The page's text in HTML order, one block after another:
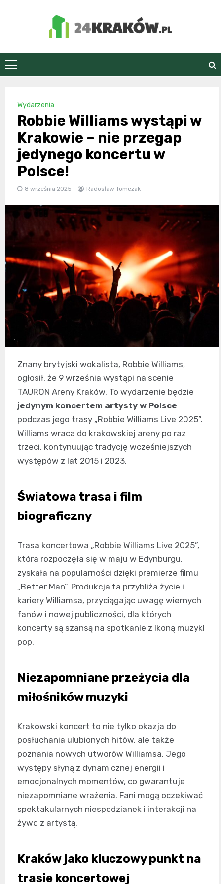
24Kraków.pl
Wydarzenia
Robbie Williams wystąpi w
Krakowie – nie przegap
jedynego koncertu w
Polsce!
8 września 2025 Radosław Tomczak
Znany brytyjski wokalista, Robbie Williams,
ogłosił, że 9 września wystąpi na scenie
TAURON Areny Kraków. To wydarzenie będzie
jedynym koncertem artysty w Polsce
podczas jego trasy „Robbie Williams Live 2025”.
Williams wraca do krakowskiej areny po raz
trzeci, kontynuując tradycję wcześniejszych
występów z lat 2015 i 2023.
Światowa trasa i film
biograficzny
Trasa koncertowa „Robbie Williams Live 2025”,
która rozpoczęła się w maju w Edynburgu,
zyskała na popularności dzięki premierze filmu
„Better Man”. Produkcja ta przybliża życie i
kariery Williamsa, przyciągając uwagę wiernych
fanów i nowej publiczności, dla których
koncerty są szansą na spotkanie z ikoną muzyki
pop.
Niezapomniane przeżycia dla
miłośników muzyki
Krakowski koncert to nie tylko okazja do
posłuchania ulubionych hitów, ale także
poznania nowych utworów Williamsa. Jego
występy słyną z dynamicznej energii i
emocjonalnych momentów, co gwarantuje
niezapomniane wrażenia. Fani mogą oczekiwać
spektakularnych niespodzianek i interakcji na
żywo z artystą.
Kraków jako kluczowy punkt na
trasie koncertowej